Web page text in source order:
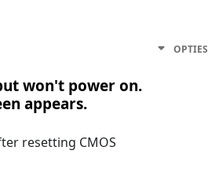
OPTIES
won't power on.
appears.
resetting CMOS